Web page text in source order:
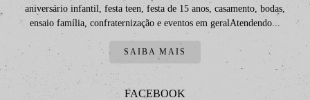
aniversário infantil, festa teen, festa de 15 anos, casamento, bodas,
ensaio família, confraternização e eventos em geralAtendendo...
SAIBA MAIS
FACEBOOK